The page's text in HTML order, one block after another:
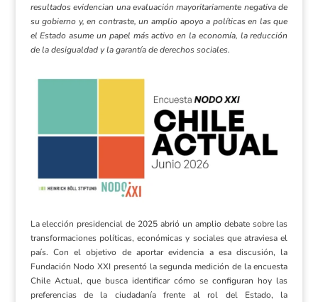
resultados evidencian una evaluación mayoritariamente negativa de
su gobierno y, en contraste, un amplio apoyo a políticas en las que
el Estado asume un papel más activo en la economía, la reducción
de la desigualdad y la garantía de derechos sociales.
La elección presidencial de 2025 abrió un amplio debate sobre las
transformaciones políticas, económicas y sociales que atraviesa el
país. Con el objetivo de aportar evidencia a esa discusión, la
Fundación Nodo XXI presentó la segunda medición de la encuesta
Chile Actual, que busca identificar cómo se configuran hoy las
preferencias de la ciudadanía frente al rol del Estado, la